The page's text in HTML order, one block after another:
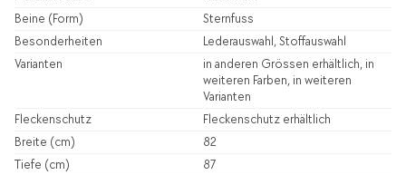
Beine (Form)
Sternfuss
Besonderheiten
Lederauswahl, Stoffauswahl
Varianten
in anderen Grössen erhältlich, in
weiteren Farben, in weiteren
Varianten
Fleckenschutz
Fleckenschutz erhältlich
Breite (cm)
82
Tiefe (cm)
87